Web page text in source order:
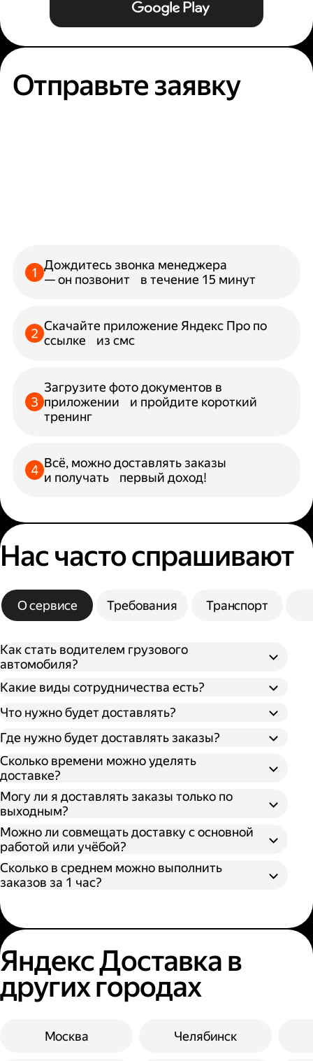
Отправьте заявку
Дождитесь звонка менеджера
— он позвонит в течение 15 минут
Скачайте приложение Яндекс Про по
ссылке из смс
Загрузите фото документов в
приложении и пройдите короткий
тренинг
Всё, можно доставлять заказы
и получать первый доход!
Нас часто спрашивают
О сервисе Требования Транспорт
Как стать водителем грузового
автомобиля?
Какие виды сотрудничества есть?
Через парк;
Через парк как самозанятый;
Как самозанятый;
Что нужно будет доставлять?
Где нужно будет доставлять заказы?
Сколько времени можно уделять
доставке?
Могу ли я доставлять заказы только по
выходным?
Можно ли совмещать доставку с основной
работой или учёбой?
Сколько в среднем можно выполнить
заказов за 1 час?
Яндекс Доставка в
других городах
Москва Челябинск